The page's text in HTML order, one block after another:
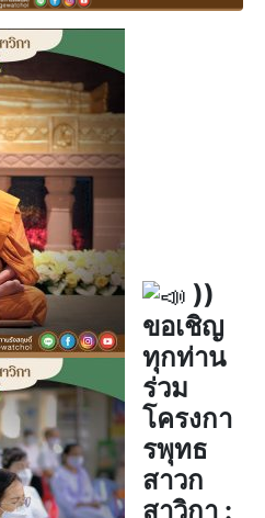
))
ขอเชิญ
ทุกท่าน
ร่วม
โครงกา
รพุทธ
สาวก
สาวิกา :